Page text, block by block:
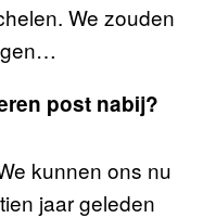
We zouden
post nabij?
kunnen ons nu
jaar geleden